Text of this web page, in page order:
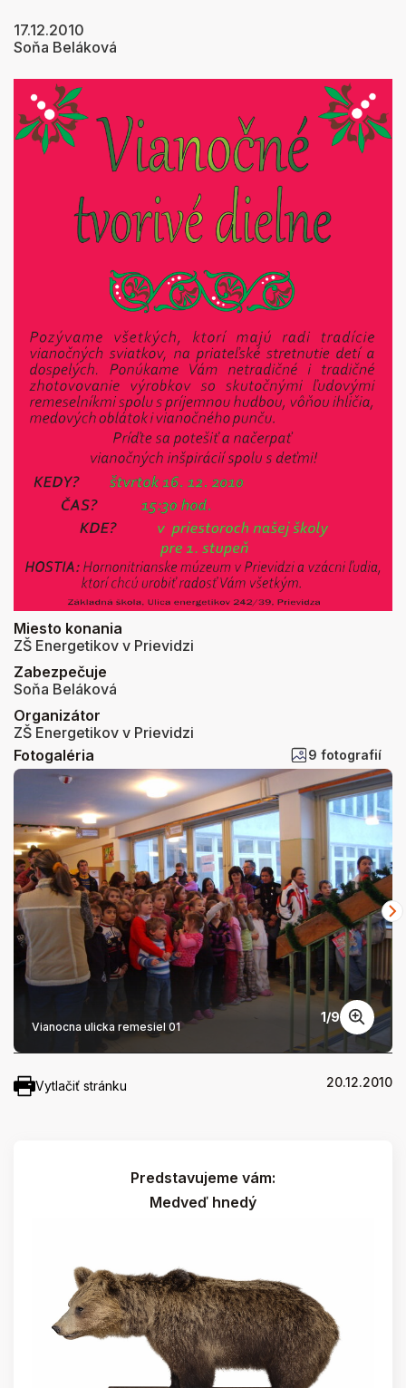
Soňa Beláková
Miesto konania
ZŠ Energetikov v Prievidzi
Zabezpečuje
Soňa Beláková
Organizátor
ZŠ Energetikov v Prievidzi
Fotogaléria
9 fotografií
Vianocna ulicka remesiel 01
1/9
Vytlačiť stránku 20.12.2010
Predstavujeme vám:
Medveď hnedý